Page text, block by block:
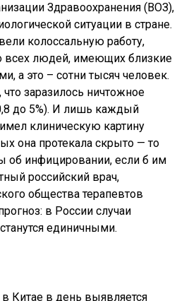
Здравоохранения (ВОЗ),
ситуации в стране.
колоссальную работу,
всех людей, имеющих близкие
а это – сотни тысяч человек.
заразилось ничтожное
до 5%). И лишь каждый
клиническую картину
она протекала скрыто — то
об инфицировании, если б им
российский врач,
общества терапевтов
в России случаи
единичными.
Китае в день выявляется